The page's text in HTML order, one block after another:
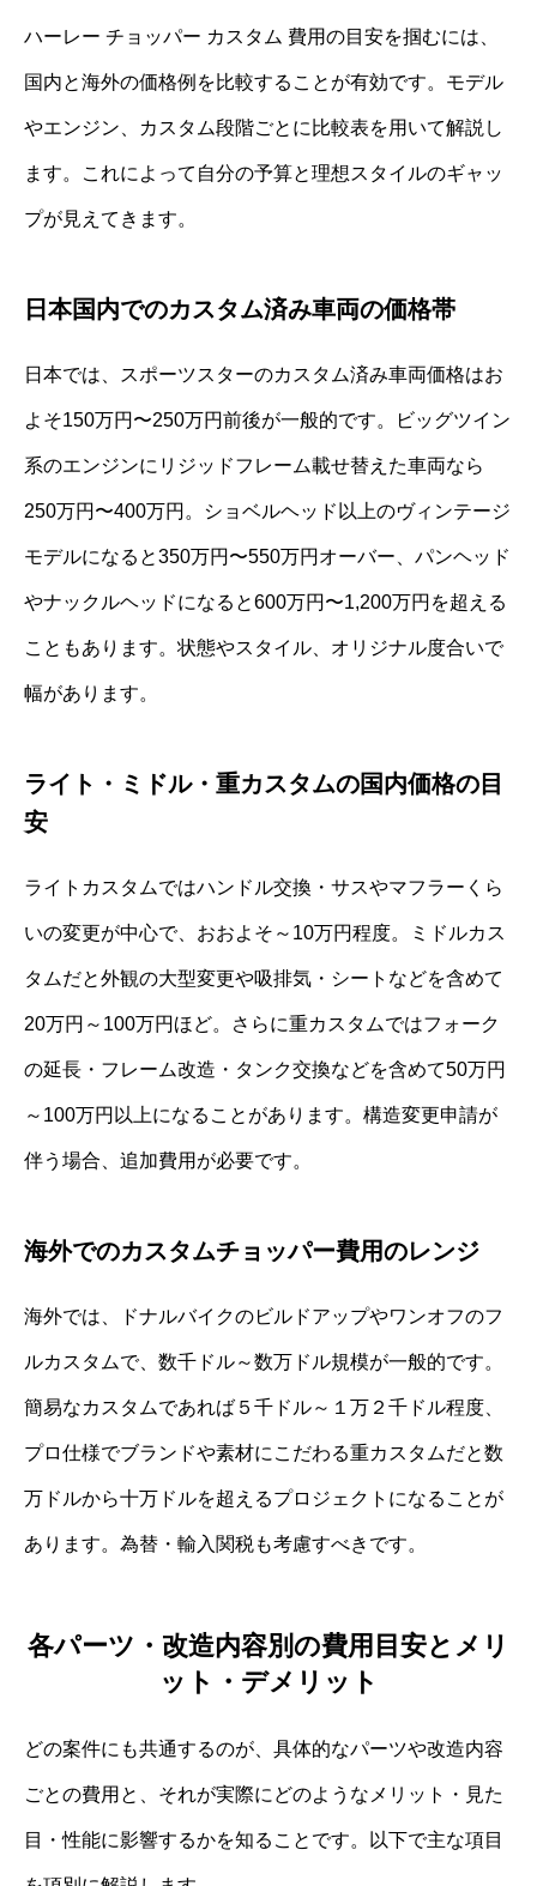
ハーレー チョッパー カスタム 費用の目安を掴むには、
国内と海外の価格例を比較することが有効です。モデル
やエンジン、カスタム段階ごとに比較表を用いて解説し
ます。これによって自分の予算と理想スタイルのギャッ
プが見えてきます。
日本国内でのカスタム済み車両の価格帯
日本では、スポーツスターのカスタム済み車両価格はお
よそ150万円〜250万円前後が一般的です。ビッグツイン
系のエンジンにリジッドフレーム載せ替えた車両なら
250万円〜400万円。ショベルヘッド以上のヴィンテージ
モデルになると350万円〜550万円オーバー、パンヘッド
やナックルヘッドになると600万円〜1,200万円を超える
こともあります。状態やスタイル、オリジナル度合いで
幅があります。
ライト・ミドル・重カスタムの国内価格の目
安
ライトカスタムではハンドル交換・サスやマフラーくら
いの変更が中心で、おおよそ～10万円程度。ミドルカス
タムだと外観の大型変更や吸排気・シートなどを含めて
20万円～100万円ほど。さらに重カスタムではフォーク
の延長・フレーム改造・タンク交換などを含めて50万円
～100万円以上になることがあります。構造変更申請が
伴う場合、追加費用が必要です。
海外でのカスタムチョッパー費用のレンジ
海外では、ドナルバイクのビルドアップやワンオフのフ
ルカスタムで、数千ドル～数万ドル規模が一般的です。
簡易なカスタムであれば５千ドル～１万２千ドル程度、
プロ仕様でブランドや素材にこだわる重カスタムだと数
万ドルから十万ドルを超えるプロジェクトになることが
あります。為替・輸入関税も考慮すべきです。
各パーツ・改造内容別の費用目安とメリ
ット・デメリット
どの案件にも共通するのが、具体的なパーツや改造内容
ごとの費用と、それが実際にどのようなメリット・見た
目・性能に影響するかを知ることです。以下で主な項目